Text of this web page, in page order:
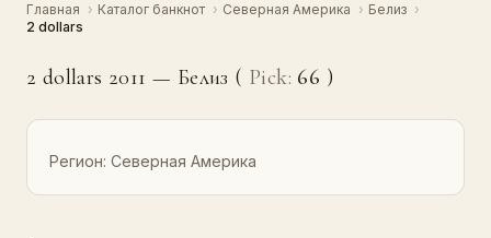
Главная › Каталог банкнот › Северная Америка › Белиз ›
2 dollars
2 dollars 2011 — Белиз ( Pick: 66 )
Регион: Северная Америка